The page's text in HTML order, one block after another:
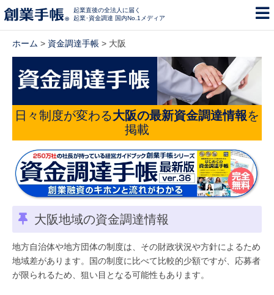
起業直後の全法人に届く
起業･資金調達 国内No.1メディア
ホーム > 資金調達手帳 > 大阪
日々制度が変わる大阪の最新資金調達情報を
掲載
大阪地域の資金調達情報
地方自治体や地方団体の制度は、その財政状況や方針によるため
地域差があります。国の制度に比べて比較的少額ですが、応募者
が限られるため、狙い目となる可能性もあります。